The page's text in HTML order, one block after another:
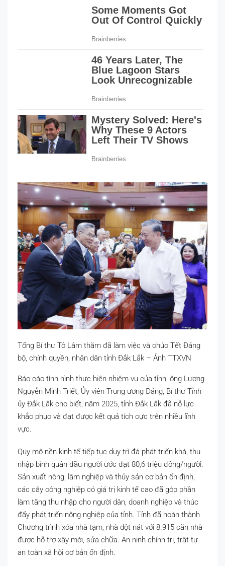
Tổng Bí thư Tô Lâm thăm đã làm việc và chúc Tết Đảng
bộ, chính quyền, nhân dân tỉnh Đắk Lắk – Ảnh TTXVN
Báo cáo tình hình thực hiện nhiệm vụ của tỉnh, ông Lương
Nguyễn Minh Triết, Ủy viên Trung ương Đảng, Bí thư Tỉnh
ủy Đắk Lắk cho biết, năm 2025, tỉnh Đắk Lắk đã nỗ lực
khắc phục và đạt được kết quả tích cực trên nhiều lĩnh
vực.
Quy mô nền kinh tế tiếp tục duy trì đà phát triển khá, thu
nhập bình quân đầu người ước đạt 80,6 triệu đồng/người.
Sản xuất nông, lâm nghiệp và thủy sản cơ bản ổn định,
các cây công nghiệp có giá trị kinh tế cao đã góp phần
làm tăng thu nhập cho người dân, doanh nghiệp và thúc
đẩy phát triển nông nghiệp của tỉnh. Tỉnh đã hoàn thành
Chương trình xóa nhà tạm, nhà dột nát với 8.915 căn nhà
được hỗ trợ xây mới, sửa chữa. An ninh chính trị, trật tự
an toàn xã hội cơ bản ổn định.